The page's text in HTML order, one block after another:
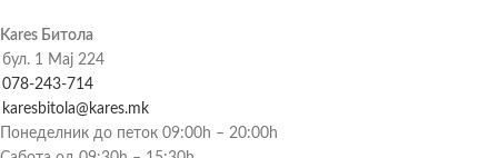
Kares Битола
бул. 1 Мај 224
078-243-714
karesbitola@kares.mk
Понеделник до петок 09:00h – 20:00h